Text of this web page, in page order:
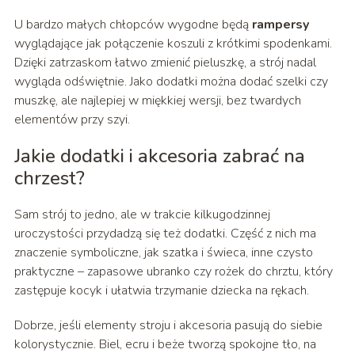
U bardzo małych chłopców wygodne będą rampersy
wyglądające jak połączenie koszuli z krótkimi spodenkami.
Dzięki zatrzaskom łatwo zmienić pieluszkę, a strój nadal
wygląda odświętnie. Jako dodatki można dodać szelki czy
muszkę, ale najlepiej w miękkiej wersji, bez twardych
elementów przy szyi.
Jakie dodatki i akcesoria zabrać na
chrzest?
Sam strój to jedno, ale w trakcie kilkugodzinnej
uroczystości przydadzą się też dodatki. Część z nich ma
znaczenie symboliczne, jak szatka i świeca, inne czysto
praktyczne – zapasowe ubranko czy rożek do chrztu, który
zastępuje kocyk i ułatwia trzymanie dziecka na rękach.
Dobrze, jeśli elementy stroju i akcesoria pasują do siebie
kolorystycznie. Biel, ecru i beże tworzą spokojne tło, na